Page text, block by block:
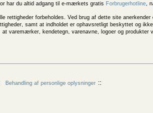
har du altid adgang til e-mærkets gratis Forbrugerhotline,
rettigheder forbeholdes. Ved brug af dette site
samt at indholdet er ophavsretligt beskyttet og
at varemærker, kendetegn, varenavne, logoer og
Behandling af personlige oplysninger